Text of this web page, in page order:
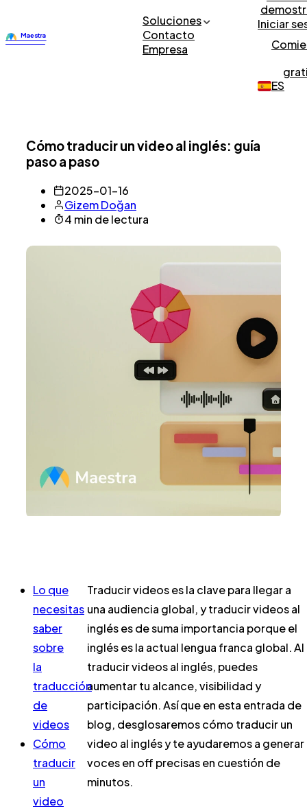
Soluciones
Contacto
Empresa
Iniciar
ES
Cómo traducir un video al inglés: guía
paso a paso
2025-01-16
Gizem Doğan
4 min de lectura
Lo que
necesitas
saber
sobre
la
traducción
de
videos
Cómo
traducir
un
video
Traducir videos es la clave para llegar a
una audiencia global, y traducir videos al
inglés es de suma importancia porque el
inglés es la actual lengua franca global. Al
traducir videos al inglés, puedes
aumentar tu alcance, visibilidad y
participación. Así que en esta entrada de
blog, desglosaremos cómo traducir un
video al inglés y te ayudaremos a generar
voces en off precisas en cuestión de
minutos.